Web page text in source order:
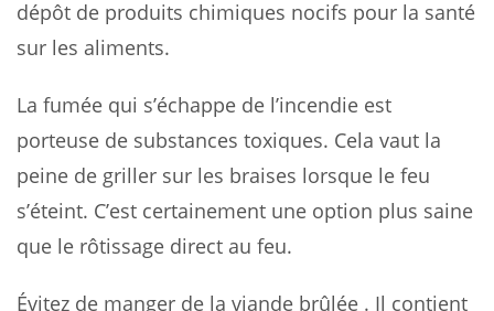
dépôt de produits chimiques nocifs pour la santé
sur les aliments.
La fumée qui s’échappe de l’incendie est
porteuse de substances toxiques. Cela vaut la
peine de griller sur les braises lorsque le feu
s’éteint. C’est certainement une option plus saine
que le rôtissage direct au feu.
Évitez de manger de la viande brûlée . Il contient